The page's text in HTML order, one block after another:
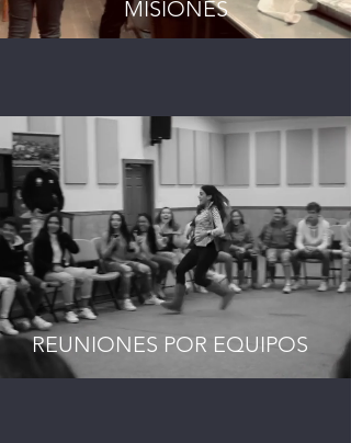
MISIONES
REUNIONES POR EQUIPOS